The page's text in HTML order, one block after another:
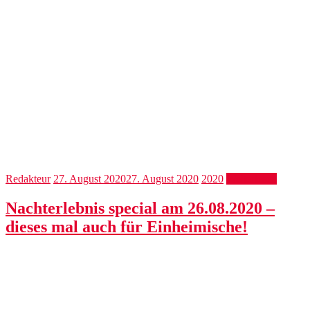
Redakteur 27. August 202027. August 2020 2020
Nachterlebnis special am 26.08.2020 –
dieses mal auch für Einheimische!